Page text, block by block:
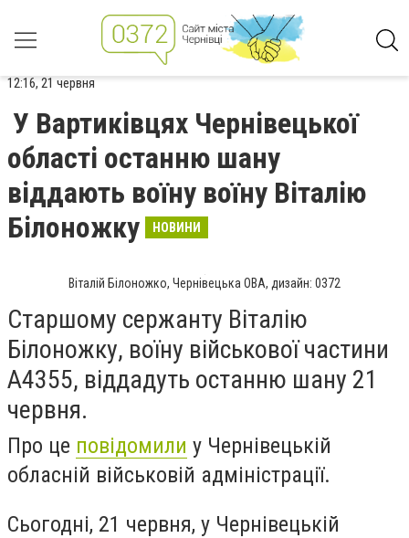
12:16, 21 червня
У Вартиківцях Чернівецької
області останню шану
віддають воїну воїну Віталію
Білоножку
НОВИНИ
Віталій Білоножко, Чернівецька ОВА, дизайн: 0372
Старшому сержанту Віталію
Білоножку, воїну військової частини
А4355, віддадуть останню шану 21
червня.
Про це повідомили у Чернівецькій
обласній військовій адміністрації.
Сьогодні, 21 червня, у Чернівецькій